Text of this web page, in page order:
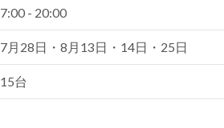
7:00 - 20:00
7月28日・8月13日・14日・25日
15台